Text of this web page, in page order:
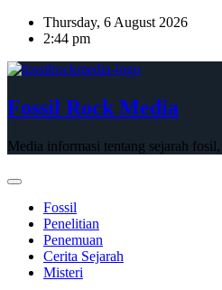
Skip
Thursday, 6 August 2026
2:44 pm
Fossil Rock Media
Media informasi tentang sejarah
Fossil
Penelitian
Penemuan
Cerita Sejarah
Misteri